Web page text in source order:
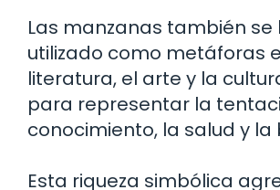
Las manzanas también se
utilizado como metáforas
literatura, el arte y la
para representar la
conocimiento, la salud y la
Esta riqueza simbólica